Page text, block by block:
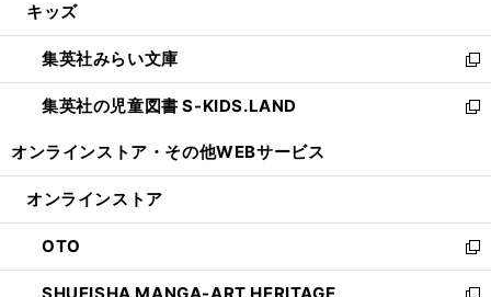
開
く
ウ
で
開
く
ン
ド
ウ
で
ウ
ィ
ン
ド
開
キッズ
集英社みらい文庫
新
し
い
ン
ウ
で
開
集英社の児童図書 S-KIDS.LAND
新
ウ
ン
ド
ウ
オンラインストア・ その他WEBサービス
オンラインストア
OTO
新
し